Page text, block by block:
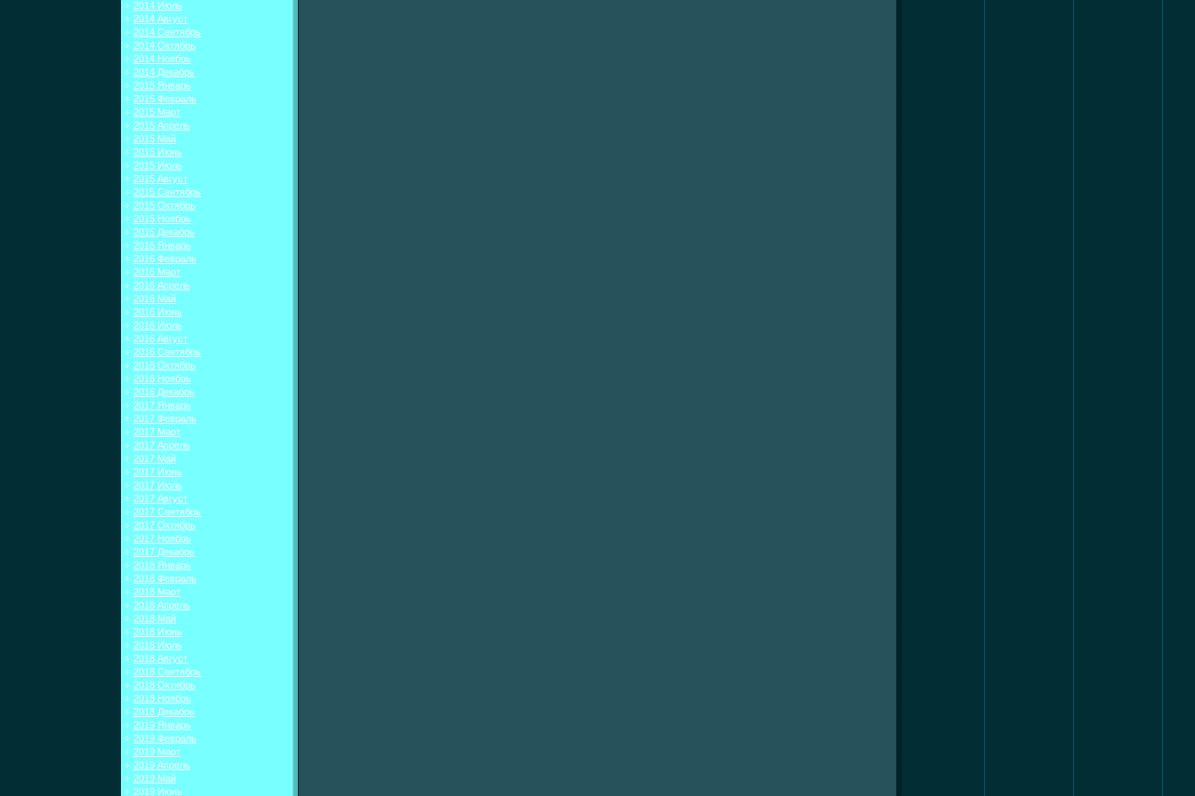
2014 Июль
2014 Август
2014 Сентябрь
2014 Октябрь
2014 Ноябрь
2014 Декабрь
2015 Январь
2015 Февраль
2015 Март
2015 Апрель
2015 Май
2015 Июнь
2015 Июль
2015 Август
2015 Сентябрь
2015 Октябрь
2015 Ноябрь
2015 Декабрь
2016 Январь
2016 Февраль
2016 Март
2016 Апрель
2016 Май
2016 Июнь
2016 Июль
2016 Август
2016 Сентябрь
2016 Октябрь
2016 Ноябрь
2016 Декабрь
2017 Январь
2017 Февраль
2017 Март
2017 Апрель
2017 Май
2017 Июнь
2017 Июль
2017 Август
2017 Сентябрь
2017 Октябрь
2017 Ноябрь
2017 Декабрь
2018 Январь
2018 Февраль
2018 Март
2018 Апрель
2018 Май
2018 Июнь
2018 Июль
2018 Август
2018 Сентябрь
2018 Октябрь
2018 Ноябрь
2018 Декабрь
2019 Январь
2019 Февраль
2019 Март
2019 Апрель
2019 Май
2019 Июнь